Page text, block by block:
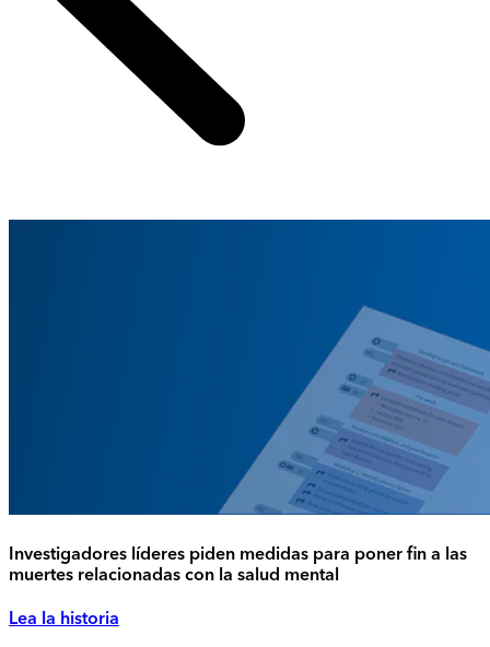
Investigadores líderes piden medidas para poner fin a las
muertes relacionadas con la salud mental
Lea la historia